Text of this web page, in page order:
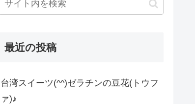
最近の投稿
台湾スイーツ(^^)ゼラチンの豆花(トウフ
ァ)♪